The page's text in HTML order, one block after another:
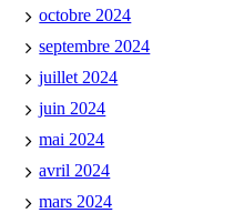
octobre 2024
septembre 2024
juillet 2024
juin 2024
mai 2024
avril 2024
mars 2024